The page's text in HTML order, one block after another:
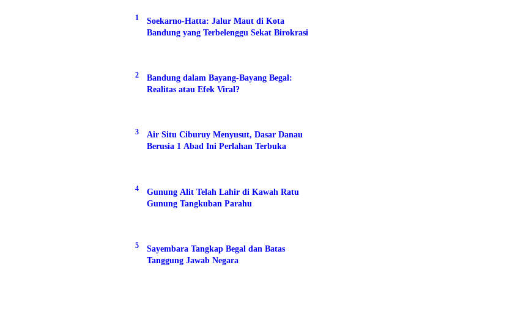
1
Soekarno-Hatta: Jalur Maut di Kota
Bandung yang Terbelenggu Sekat Birokrasi
2
Bandung dalam Bayang-Bayang Begal:
Realitas atau Efek Viral?
3
Air Situ Ciburuy Menyusut, Dasar Danau
Berusia 1 Abad Ini Perlahan Terbuka
4
Gunung Alit Telah Lahir di Kawah Ratu
Gunung Tangkuban Parahu
5
Sayembara Tangkap Begal dan Batas
Tanggung Jawab Negara